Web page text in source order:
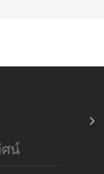
น์